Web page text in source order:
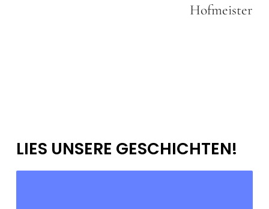
Hofmeister
LIES UNSERE GESCHICHTEN!